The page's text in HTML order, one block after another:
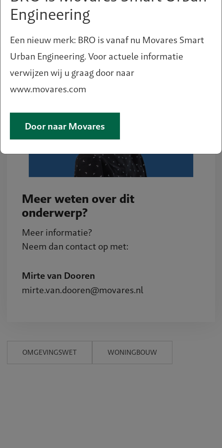
Meer weten over dit
onderwerp?
Meer informatie?
Neem dan contact op met:
Mirte van Dooren
mirte.van.dooren@movares.nl
OMGEVINGSWET WONINGBOUW
Engineering
Een nieuw merk: BRO is vanaf nu Movares Smart
Urban Engineering. Voor actuele informatie
verwijzen wij u graag door naar
www.movares.com
Door naar Movares